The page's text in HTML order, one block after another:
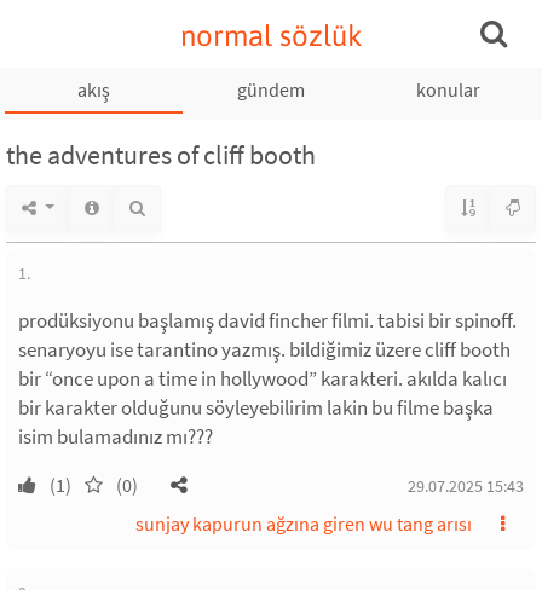
normal sözlük
akış gündem konular
the adventures of cliff booth
1.
prodüksiyonu başlamış david fincher filmi. tabisi bir spinoff.
senaryoyu ise tarantino yazmış. bildiğimiz üzere cliff booth
bir “once upon a time in hollywood” karakteri. akılda kalıcı
bir karakter olduğunu söyleyebilirim lakin bu filme başka
isim bulamadınız mı???
(1) (0) 29.07.2025 15:43
sunjay kapurun ağzına giren wu tang arısı